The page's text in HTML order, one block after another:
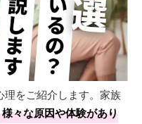
理をご紹介します。家族
様々な原因や体験があり